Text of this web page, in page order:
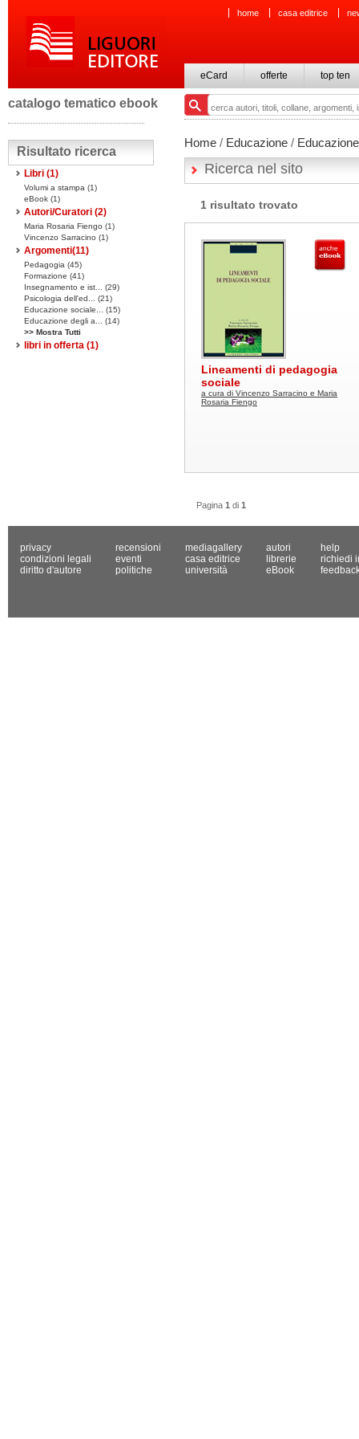
home casa editrice
eCard offerte top ten
catalogo tematico ebook
Risultato ricerca
Libri (1)
Volumi a stampa (1)
eBook (1)
Autori/Curatori (2)
Maria Rosaria Fiengo (1)
Vincenzo Sarracino (1)
Argomenti(11)
Pedagogia (45)
Formazione (41)
Insegnamento e ist... (29)
Psicologia dell'ed... (21)
Educazione sociale... (15)
Educazione degli a... (14)
>> Mostra Tutti
libri in offerta (1)
Home / Educazione /
Ricerca nel sito
1 risultato trovato
Lineamenti di pedagogia
sociale
a cura di Vincenzo Sarracino e Maria
Rosaria Fiengo
Pagina 1 di 1
privacy
condizioni legali
diritto d'autore
recensioni
eventi
politiche
mediagallery
casa editrice
università
autori
librerie
eBook
help
richiedi